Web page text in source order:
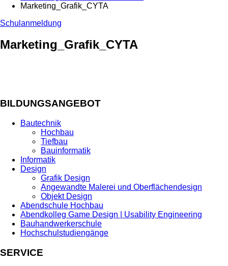
Marketing_Grafik_CYTA
Schulanmeldung
Marketing_Grafik_CYTA
BILDUNGSANGEBOT
Bautechnik
Hochbau
Tiefbau
Bauinformatik
Informatik
Design
Grafik Design
Angewandte Malerei und Oberflächendesign
Objekt Design
Abendschule Hochbau
Abendkolleg Game Design | Usability Engineering
Bauhandwerkerschule
Hochschulstudiengänge
SERVICE